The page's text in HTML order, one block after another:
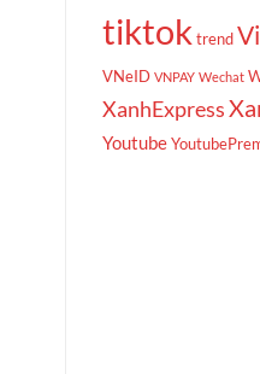
tiktok trend
VNeID VNPAY Wechat
XanhExpress
Youtube